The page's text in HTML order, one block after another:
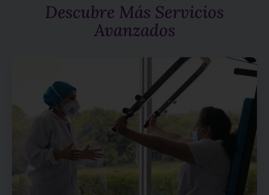
Descubre Más Servicios
Avanzados